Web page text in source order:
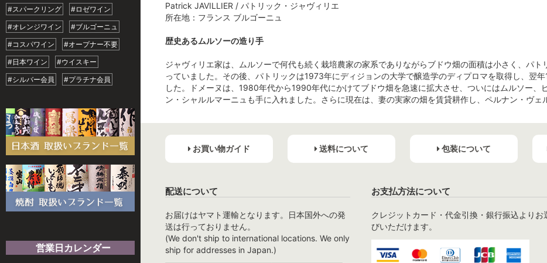
#スパークリング
#ロゼワイン
#オレンジワイン
#ブルゴーニュ
#コスパワイン
#オープナー不要
#日本ワイン
#ウイスキー
#シルバー会員
#プラチナ会員
営業日カレンダー
Patrick JAVILLIER / パトリック・ジャヴィリエ
所在地：フランス ブルゴーニュ
歴史あるムルソーの造り手
ジャヴィリエ家は、ムルソーで何代も続く栽培農家の家系でありながらブドウ畑の面積は小さく、パ
っていました。その後、パトリックは1973年にディジョンの大学で醸造学のディプロマを取得し、翌
した。ドメーヌは、1980年代から1990年代にかけてブドウ畑を急速に拡大させ、ついにはムルソー、
ン・シャルルマーニュも手に入れました。さらに現在は、妻の実家の畑を賃貸耕作し、ペルナン・ヴェ
お買い物ガイド 送料について 包装について
配送について
お届けはヤマト運輸となります。日本国外への発
送は行っておりません。
(We don't ship to international locations. We only
ship for addresses in Japan.)
お支払方法について
クレジットカード・代金引換・銀行振込よりお
びいただけます。